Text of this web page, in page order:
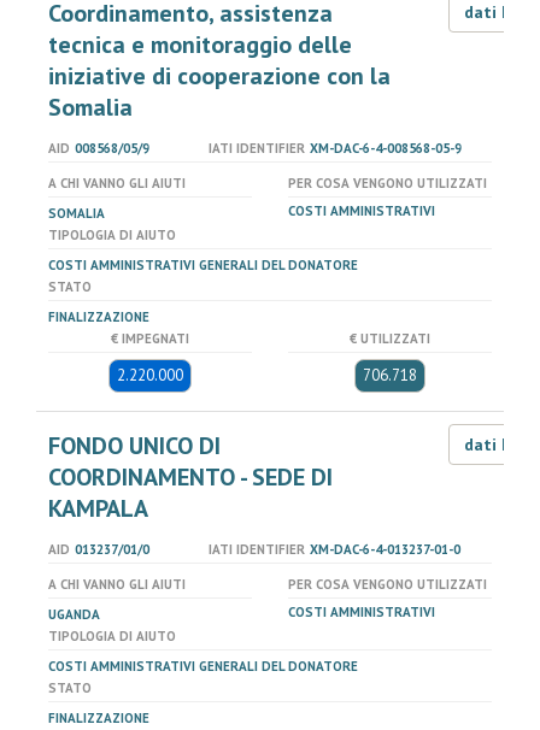
Coordinamento, assistenza
tecnica e monitoraggio delle
iniziative di cooperazione con la
Somalia
dati LOD
AID 008568/05/9 IATI IDENTIFIER XM-DAC-6-4-008568-05-9
A CHI VANNO GLI AIUTI
SOMALIA
PER COSA VENGONO UTILIZZATI
COSTI AMMINISTRATIVI
TIPOLOGIA DI AIUTO
COSTI AMMINISTRATIVI GENERALI DEL DONATORE
STATO
FINALIZZAZIONE
€ IMPEGNATI
2.220.000
€ UTILIZZATI
706.718
FONDO UNICO DI
COORDINAMENTO - SEDE DI
KAMPALA
dati LOD
AID 013237/01/0 IATI IDENTIFIER XM-DAC-6-4-013237-01-0
A CHI VANNO GLI AIUTI
UGANDA
PER COSA VENGONO UTILIZZATI
COSTI AMMINISTRATIVI
TIPOLOGIA DI AIUTO
COSTI AMMINISTRATIVI GENERALI DEL DONATORE
STATO
FINALIZZAZIONE